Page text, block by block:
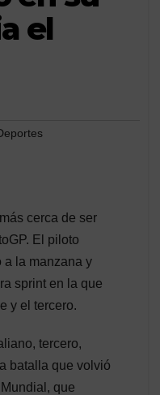
el
cerca de ser
El piloto
a la manzana y
sprint en la que
y el tercero.
tercero,
batalla que volvió
que